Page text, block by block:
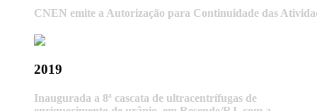
CNEN emite a Autorização para Continuidade das
2019
Inaugurada a 8ª cascata de ultracentrífugas de